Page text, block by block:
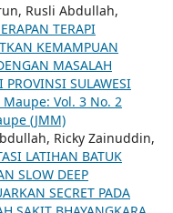
Rusli Abdullah,
TERAPI
KEMAMPUAN
MASALAH
SULAWESI
Vol. 3 No. 2
(JMM)
Ricky Zainuddin,
LATIHAN BATUK
SLOW DEEP
SECRET PADA